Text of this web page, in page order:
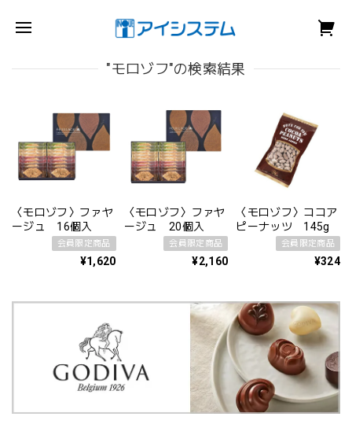
"モロゾフ"の検索結果
〈モロゾフ〉ファヤ
ージュ 16個入
会員限定商品
¥1,620
〈モロゾフ〉ファヤ
ージュ 20個入
会員限定商品
¥2,160
〈モロゾフ〉ココア
ピーナッツ 145g
会員限定商品
¥324